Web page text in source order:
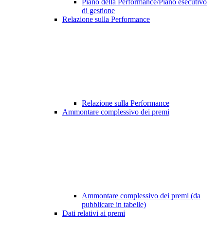
Piano della Performance/Piano esecutivo
di gestione
Relazione sulla Performance
Relazione sulla Performance
Ammontare complessivo dei premi
Ammontare complessivo dei premi (da
pubblicare in tabelle)
Dati relativi ai premi